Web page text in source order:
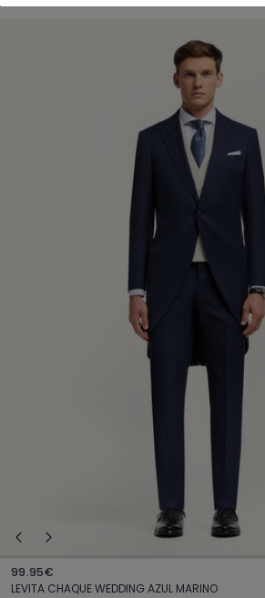
99.95€
LEVITA CHAQUE WEDDING AZUL MARINO